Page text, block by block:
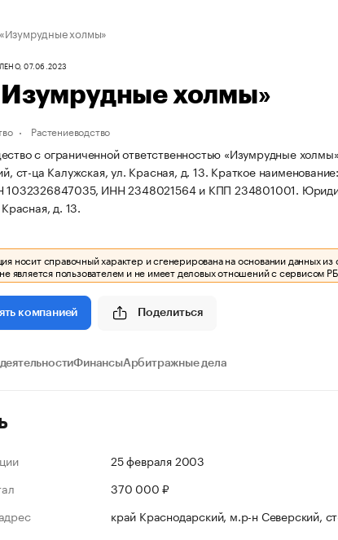
холмы»
07.06.2023
холмы»
Растениеводство
с ограниченной ответственностью «Изумрудные
ст-ца Калужская, ул. Красная, д. 13. Краткое
1032326847035, ИНН 2348021564 и КПП 234801001.
д. 13.
носит справочный характер и сгенерирована на основании данных из
является пользователем и не имеет деловых отношений с сервисом
компанией Поделиться
ФинансыАрбитражные дела
25 февраля 2003
370 000 ₽
край Краснодарский, м.р-н Северский,